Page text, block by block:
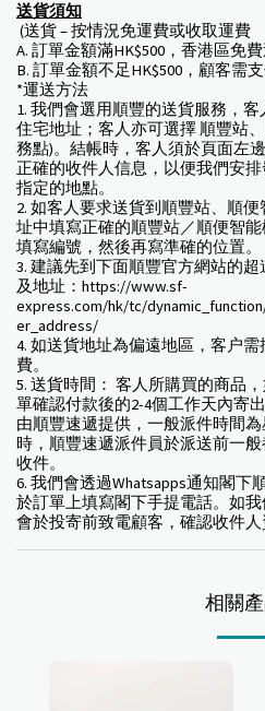
送貨須知
(送貨 – 按情況免運費或收取運費
A. 訂單金額滿HK$500，香港區免
B. 訂單金額不足HK$500，顧客需
*運送方法
1. 我們會選用順豐的送貨服務，
住宅地址；客人亦可選擇 順豐站
務點)。結帳時，客人須於頁面左
正確的收件人信息，以便我們安
指定的地點。
2. 如客人要求送貨到順豐站、順
址中填寫正確的順豐站／順便智
填寫編號，然後再寫準確的位置。
3. 建議先到下面順豐官方網站的
及地址：https://www.sf-
express.com/hk/tc/
er_address/
4. 如送貨地址為偏遠地區，客户
費。
5. 送貨時間： 客人所購買的商品
單確認付款後的2-4個工作天內寄
由順豐速遞提供，一般派件時間
時，順豐速遞派件員於派送前一
收件。
6. 我們會透過Whatsapps通知閣
於訂單上填寫閣下手提電話。如
會於投寄前致電顧客，確認收件人
相關